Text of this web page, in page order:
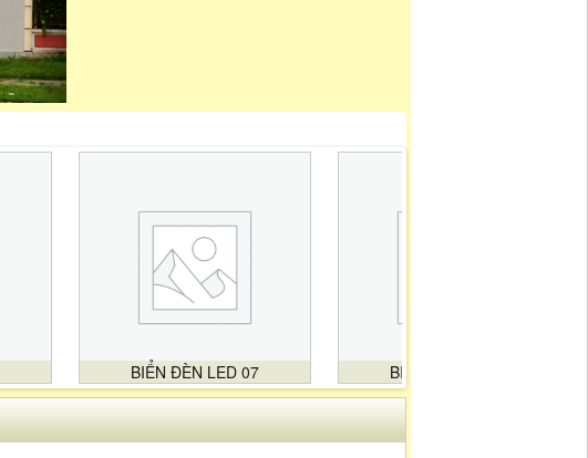
BIỂN ĐÈN LED 07 BIỂN ĐÈN LED 08